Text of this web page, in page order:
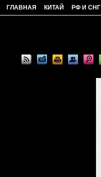
ГЛАВНАЯ КИТАЙ РФ И СНГ